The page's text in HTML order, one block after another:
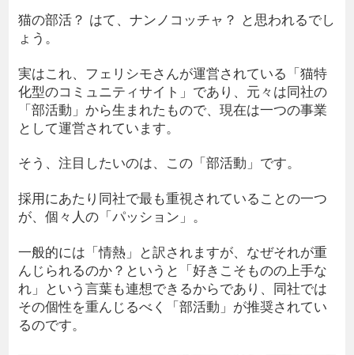
猫の部活？ はて、ナンノコッチャ？ と思われるでし
ょう。
実はこれ、フェリシモさんが運営されている「猫特
化型のコミュニティサイト」であり、元々は同社の
「部活動」から生まれたもので、現在は一つの事業
として運営されています。
そう、注目したいのは、この「部活動」です。
採用にあたり同社で最も重視されていることの一つ
が、個々人の「パッション」。
一般的には「情熱」と訳されますが、なぜそれが重
んじられるのか？というと「好きこそものの上手な
れ」という言葉も連想できるからであり、同社では
その個性を重んじるべく「部活動」が推奨されてい
るのです。